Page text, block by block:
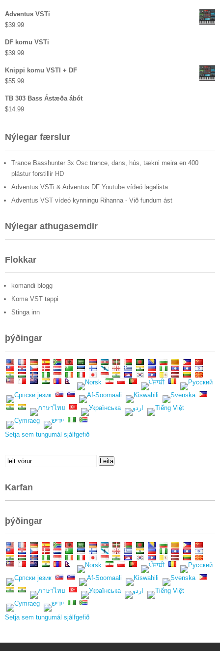
Adventus VSTi
$39.99
DF komu VSTi
$39.99
Knippi komu VSTI + DF
$55.99
TB 303 Bass Ástæða ábót
$14.99
Nýlegar færslur
Trance Basshunter 3x Osc trance, dans, hús, tækni meira en 400
plástur forstillir HD
Adventus VSTi & Adventus DF Youtube vídeó lagalista
Adventus VST vídeó kynningu Rihanna - Við fundum ást
Nýlegar athugasemdir
Flokkar
komandi blogg
Koma VST tappi
Stinga inn
þýðingar
Setja sem tungumál sjálfgefið
Leita
Leita
Karfan
þýðingar
Setja sem tungumál sjálfgefið